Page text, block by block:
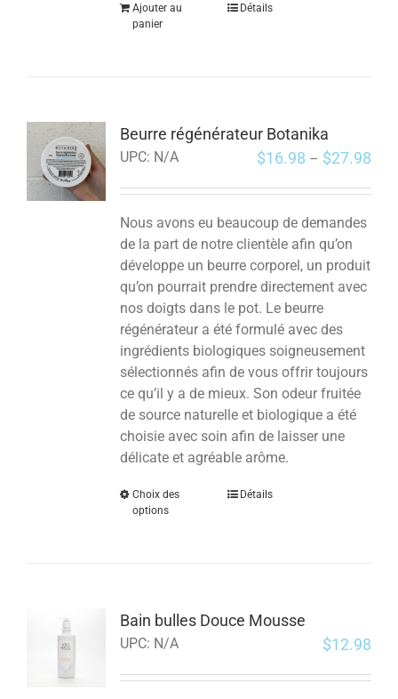
Ajouter au
panier
Détails
Beurre régénérateur Botanika
UPC: N/A $16.98 – $27.98
Nous avons eu beaucoup de demandes
de la part de notre clientèle afin qu’on
développe un beurre corporel, un produit
qu’on pourrait prendre directement avec
nos doigts dans le pot. Le beurre
régénérateur a été formulé avec des
ingrédients biologiques soigneusement
sélectionnés afin de vous offrir toujours
ce qu’il y a de mieux. Son odeur fruitée
de source naturelle et biologique a été
choisie avec soin afin de laisser une
délicate et agréable arôme.
Choix des
options
Détails
Bain bulles Douce Mousse
UPC: N/A $12.98